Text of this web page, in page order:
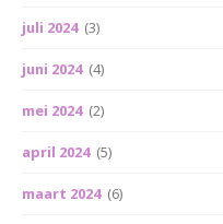
juli 2024 (3)
juni 2024 (4)
mei 2024 (2)
april 2024 (5)
maart 2024 (6)